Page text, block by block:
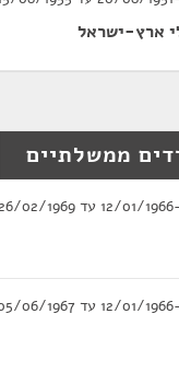
ארץ-ישראל
ממשלתיים